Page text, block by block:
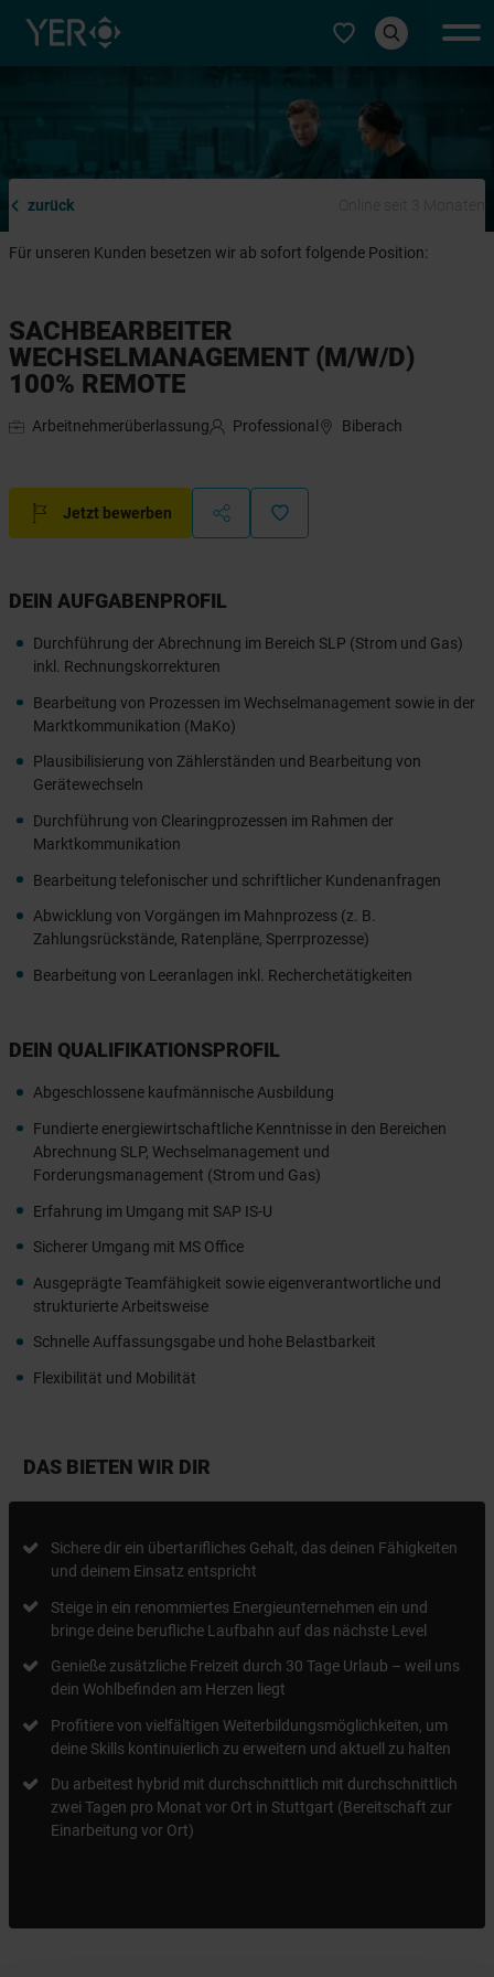
Typ auswählen
zurück
Für unseren Kunden besetzen wir ab sofort folgende Position:
SACHBEARBEITER
WECHSELMANAGEMENT (M/W/D)
100% REMOTE
Arbeitnehmerüberlassung Professional Biberach
Jetzt bewerben
DEIN AUFGABENPROFIL
Durchführung der Abrechnung im Bereich SLP (Strom und Gas)
inkl. Rechnungskorrekturen
Bearbeitung von Prozessen im Wechselmanagement sowie in der
Marktkommunikation (MaKo)
Plausibilisierung von Zählerständen und Bearbeitung von
Gerätewechseln
Durchführung von Clearingprozessen im Rahmen der
Marktkommunikation
Bearbeitung telefonischer und schriftlicher Kundenanfragen
Abwicklung von Vorgängen im Mahnprozess (z. B.
Zahlungsrückstände, Ratenpläne, Sperrprozesse)
Bearbeitung von Leeranlagen inkl. Recherchetätigkeiten
DEIN QUALIFIKATIONSPROFIL
Abgeschlossene kaufmännische Ausbildung
Fundierte energiewirtschaftliche Kenntnisse in den Bereichen
Abrechnung SLP, Wechselmanagement und
Forderungsmanagement (Strom und Gas)
Erfahrung im Umgang mit SAP IS-U
Sicherer Umgang mit MS Office
Ausgeprägte Teamfähigkeit sowie eigenverantwortliche und
strukturierte Arbeitsweise
Schnelle Auffassungsgabe und hohe Belastbarkeit
Flexibilität und Mobilität
DAS BIETEN WIR DIR
Sichere dir ein übertarifliches Gehalt, das deinen Fähigkeiten
und deinem Einsatz entspricht
Steige in ein renommiertes Energieunternehmen ein und
bringe deine berufliche Laufbahn auf das nächste Level
Genieße zusätzliche Freizeit durch 30 Tage Urlaub – weil uns
dein Wohlbefinden am Herzen liegt
Profitiere von vielfältigen Weiterbildungsmöglichkeiten, um
deine Skills kontinuierlich zu erweitern und aktuell zu halten
Du arbeitest hybrid mit durchschnittlich mit durchschnittlich
zwei Tagen pro Monat vor Ort in Stuttgart (Bereitschaft zur
Einarbeitung vor Ort)